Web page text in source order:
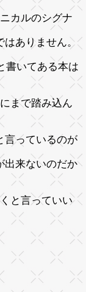
カルのシグナ
ありません。
書いてある本は
まで踏み込ん
言っているのが
出来ないのだか
と言っていい